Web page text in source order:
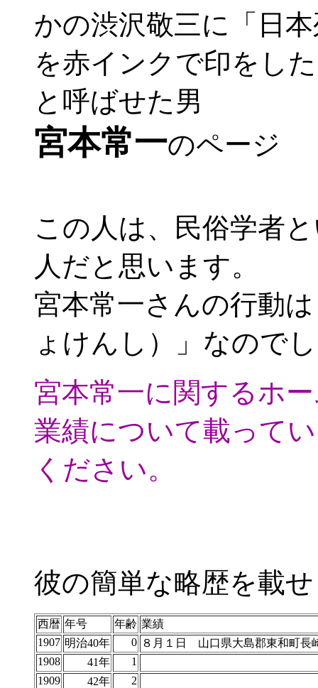
かの渋沢敬三に「日
を赤インクで印をし
と呼ばせた男
宮本常一の
この人は、民俗学者
人だと思います。
宮本常一さんの行動
ょけんし）」なので
宮本常一に関するホ
業績について載って
ください。
彼の簡単な略歴を載
西暦 年号 年齢 業績
1907 明治40年 0 ８月１日 山口県大島郡東和町長
1908
41年
1
1909
42年
2